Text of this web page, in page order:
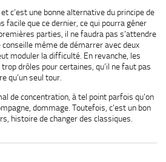
c’est une bonne alternative du principe de
facile que ce dernier, ce qui pourra gêner
parties, il ne faudra pas s’attendre
même de démarrer avec deux
moduler la difficulté. En revanche, les
drôles pour certaines, qu’il ne faut pas
qu’un seul tour.
de concentration, à tel point parfois qu’on
dommage. Toutefois, c’est un bon
histoire de changer des classiques.